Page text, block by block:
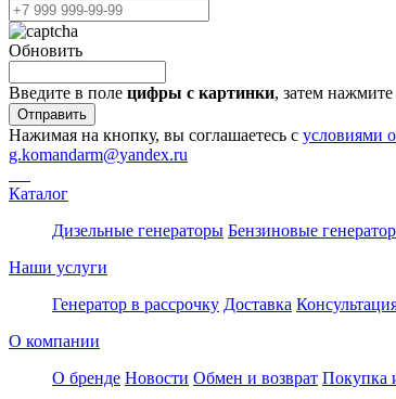
Обновить
Введите в поле цифры c картинки, затем нажмите
Отправить
Нажимая на кнопку, вы соглашаетесь с условиями
g.komandarm@yandex.ru
Каталог
Дизельные генераторы Бензиновые
Наши услуги
Генератор в рассрочку Доставка
О компании
О бренде Новости Обмен и возврат Покупка